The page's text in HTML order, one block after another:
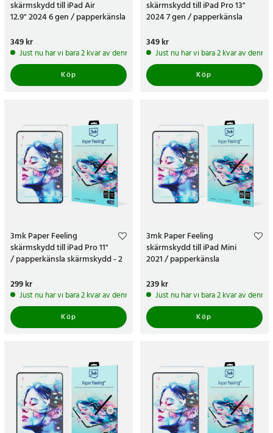
skärmskydd till iPad Air
12.9" 2024 6 gen / papperkänsla
Pris:349 kr
349 kr
Just nu har vi bara 2 kvar av denna produkt
Köp
skärmskydd till iPad Pro 13"
2024 7 gen / papperkänsla
Pris:349 kr
349 kr
Just nu har vi bara 2 kvar av denna
Köp
3mk Paper Feeling
skärmskydd till iPad Pro 11"
/ papperkänsla skärmskydd - 2
Pris:299 kr
299 kr
Just nu har vi bara 2 kvar av denna produkt
Köp
3mk Paper Feeling
skärmskydd till iPad Mini
2021 / papperkänsla
Pris:239 kr
239 kr
Just nu har vi bara 2 kvar av denna
Köp